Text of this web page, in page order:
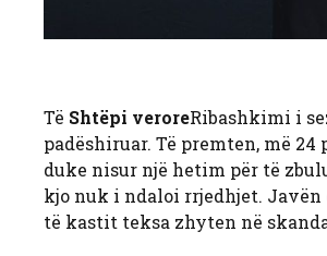
Të Shtëpi veroreRibashkimi i
padëshiruar. Të premten, më
duke nisur një hetim për të
kjo nuk i ndaloi rrjedhjet.
të kastit teksa zhyten në